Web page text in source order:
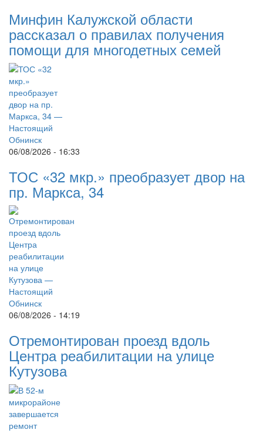
Минфин Калужской области
рассказал о правилах получения
помощи для многодетных семей
06/08/2026 - 16:33
ТОС «32 мкр.» преобразует двор на
пр. Маркса, 34
06/08/2026 - 14:19
Отремонтирован проезд вдоль
Центра реабилитации на улице
Кутузова